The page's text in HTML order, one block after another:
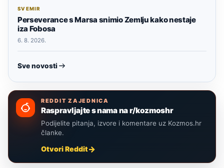
SVEMIR
Perseverance s Marsa snimio Zemlju kako nestaje
iza Fobosa
6. 8. 2026.
Sve novosti
REDDIT ZAJEDNICA
Raspravljajte s nama na r/kozmoshr
Podijelite pitanja, izvore i komentare uz Kozmos.hr
članke.
Otvori Reddit